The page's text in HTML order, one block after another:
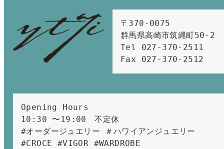
〒370-0075
群馬県高崎市筑縄町50-2
Tel 027-370-2511
Fax 027-370-2512
Opening Hours
10:30 〜19:00　不定休
#オーダージュエリー ＃ハワイアンジュエリー
#CROCE #VIGOR #WARDROBE